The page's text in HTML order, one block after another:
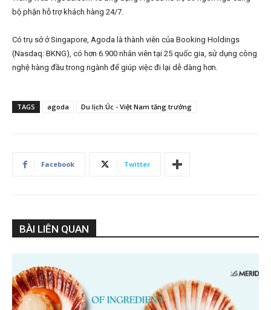
bộ phận hỗ trợ khách hàng 24/7.
Có trụ sở ở Singapore, Agoda là thành viên của Booking Holdings
(Nasdaq: BKNG), có hơn 6.900 nhân viên tại 25 quốc gia, sử dụng công
nghệ hàng đầu trong ngành để giúp việc đi lại dễ dàng hơn.
TAGS agoda Du lịch Úc - Việt Nam tăng trưởng
Facebook Twitter
BÀI LIÊN QUAN